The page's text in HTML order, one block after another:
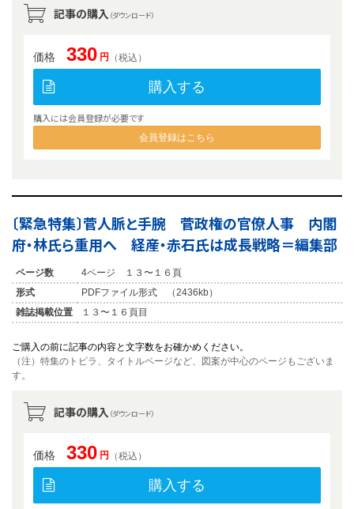
記事の購入 （ダウンロード）
価格 330 円 （税込）
購入する
購入には会員登録が必要です
会員登録はこちら
〔緊急特集〕菅人脈と手腕 菅政権の官僚人事 内閣
府・林氏ら重用へ 経産・赤石氏は成長戦略＝編集部
ページ数
4ページ １３〜１６頁
形式
PDFファイル形式 （2436kb）
雑誌掲載位置
１３〜１６頁目
ご購入の前に記事の内容と文字数をお確かめください。
（注）特集のトビラ、タイトルページなど、図案が中心のページもございま
す。
記事の購入 （ダウンロード）
価格 330 円 （税込）
購入する